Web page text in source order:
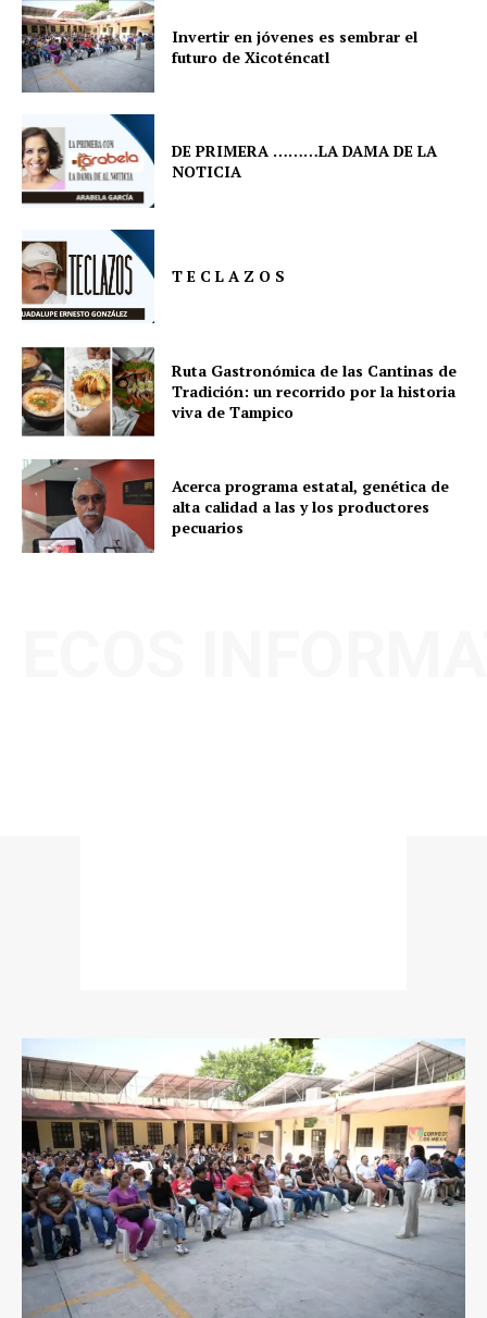
Invertir en jóvenes es sembrar el
futuro de Xicoténcatl
DE PRIMERA ………LA DAMA DE LA
NOTICIA
T E C L A Z O S
Ruta Gastronómica de las Cantinas de
Tradición: un recorrido por la historia
viva de Tampico
Acerca programa estatal, genética de
alta calidad a las y los productores
pecuarios